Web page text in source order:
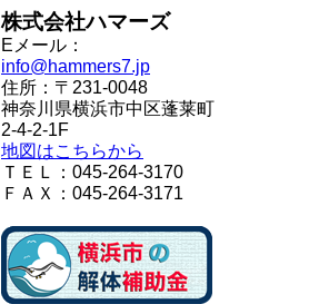
株式会社ハマーズ
Eメール：
info@hammers7.jp
住所：〒231-0048
神奈川県横浜市中区蓬莱町
2-4-2-1F
地図はこちらから
ＴＥＬ：045-264-3170
ＦＡＸ：045-264-3171